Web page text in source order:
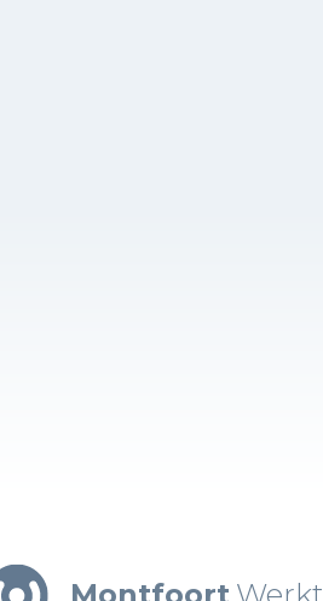
Montfoort Werkt